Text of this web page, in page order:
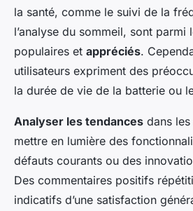
la santé, comme le suivi de la
l’analyse du sommeil, sont parmi
populaires et appréciés.
utilisateurs expriment des
la durée de vie de la batterie ou
Analyser les tendances dans
mettre en lumière des
défauts courants ou des
Des commentaires positifs
indicatifs d’une satisfaction